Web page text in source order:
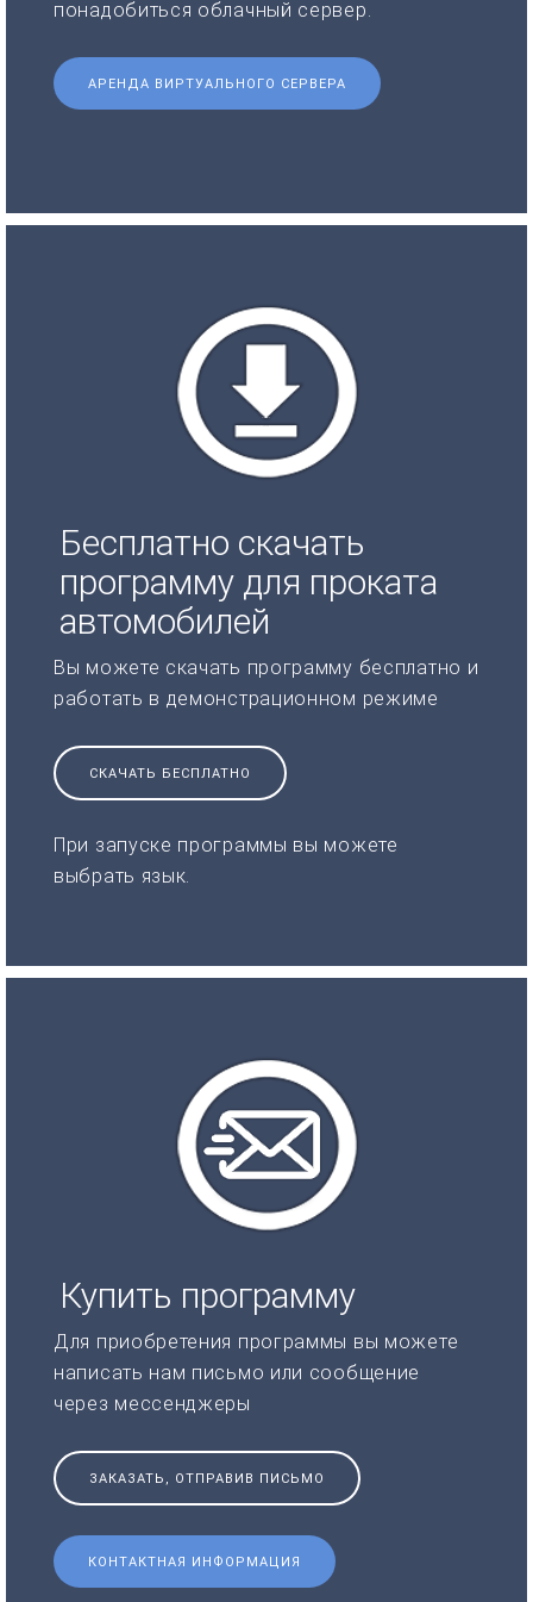
понадобиться облачный сервер.
АРЕНДА ВИРТУАЛЬНОГО СЕРВЕРА
Бесплатно скачать
программу для проката
автомобилей
Вы можете скачать программу бесплатно и
работать в демонстрационном режиме
СКАЧАТЬ БЕСПЛАТНО
При запуске программы вы можете
выбрать язык.
Купить программу
Для приобретения программы вы можете
написать нам письмо или сообщение
через мессенджеры
ЗАКАЗАТЬ, ОТПРАВИВ ПИСЬМО
КОНТАКТНАЯ ИНФОРМАЦИЯ